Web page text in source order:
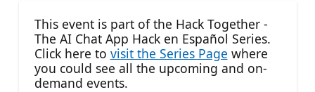
This event is part of the Hack Together -
The AI Chat App Hack en Español Series.
Click here to visit the Series Page where
you could see all the upcoming and on-
demand events.